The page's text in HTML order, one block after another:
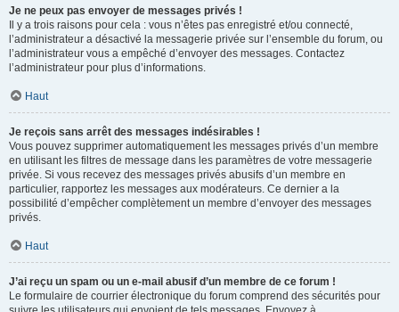
Je ne peux pas envoyer de messages privés !
Il y a trois raisons pour cela : vous n’êtes pas enregistré et/ou connecté,
l’administrateur a désactivé la messagerie privée sur l’ensemble du forum, ou
l’administrateur vous a empêché d’envoyer des messages. Contactez
l’administrateur pour plus d’informations.
Haut
Je reçois sans arrêt des messages indésirables !
Vous pouvez supprimer automatiquement les messages privés d’un membre
en utilisant les filtres de message dans les paramètres de votre messagerie
privée. Si vous recevez des messages privés abusifs d’un membre en
particulier, rapportez les messages aux modérateurs. Ce dernier a la
possibilité d’empêcher complètement un membre d’envoyer des messages
privés.
Haut
J’ai reçu un spam ou un e-mail abusif d’un membre de ce forum !
Le formulaire de courrier électronique du forum comprend des sécurités pour